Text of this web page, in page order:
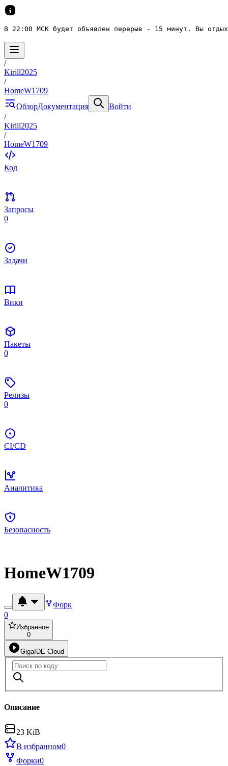
В 22:00 МСК будет объявлен перерыв - 15 минут. Вы
/
Kirill2025
/
HomeW1709
ОбзорДокументация
Войти
/
Kirill2025
/
HomeW1709
Код
Запросы
0
Задачи
Вики
Пакеты
0
Релизы
0
CI/CD
Аналитика
Безопасность
HomeW1709
Форк
0
Избранное
0
GigaIDE Cloud
Описание
23 KiB
В избранном0
Форки0